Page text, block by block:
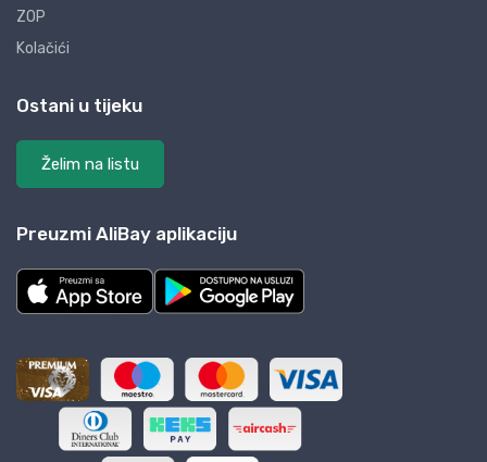
ZOP
Kolačići
Ostani u tijeku
Želim na listu
Preuzmi AliBay aplikaciju